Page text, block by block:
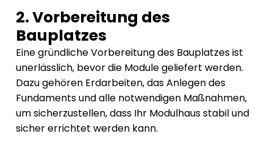
2. Vorbereitung des
Bauplatzes
Eine gründliche Vorbereitung des Bauplatzes ist
unerlässlich, bevor die Module geliefert werden.
Dazu gehören Erdarbeiten, das Anlegen des
Fundaments und alle notwendigen Maßnahmen,
um sicherzustellen, dass Ihr Modulhaus stabil und
sicher errichtet werden kann.